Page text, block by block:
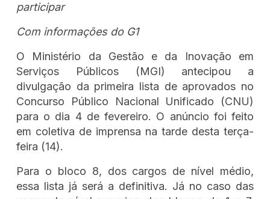
participar
Com informações do G1
O Ministério da Gestão e da Inovação em
Serviços Públicos (MGI) antecipou a
divulgação da primeira lista de aprovados no
Concurso Público Nacional Unificado (CNU)
para o dia 4 de fevereiro. O anúncio foi feito
em coletiva de imprensa na tarde desta terça-
feira (14).
Para o bloco 8, dos cargos de nível médio,
essa lista já será a definitiva. Já no caso das